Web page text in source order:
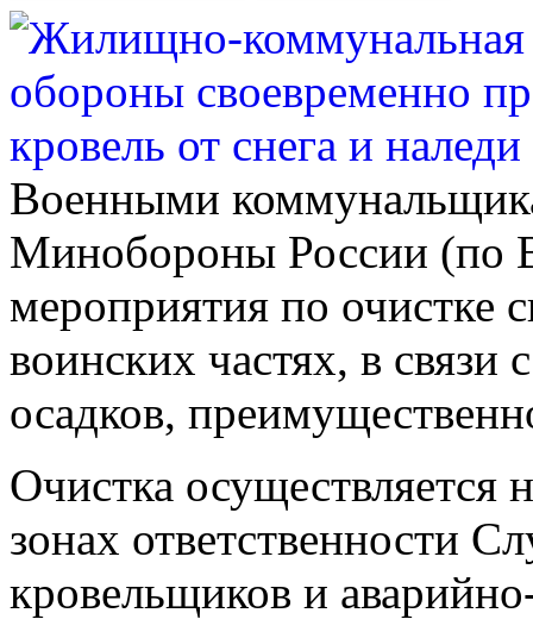
Военными
Минобороны России (по
мероприятия по очистке
воинских частях, в
осадков,
Очистка осуществляется
зонах ответственности
кровельщиков и